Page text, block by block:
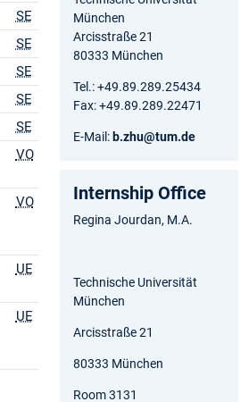
SE
SE
SE
SE
SE
VO
VO
UE
UE
München
Arcisstraße 21
80333 München
Tel.: +49.89.289.25434
Fax: +49.89.289.22471
E-Mail: b.zhu@tum.de
Internship Office
Regina Jourdan, M.A.
Technische Universität
München
Arcisstraße 21
80333 München
Room 3131